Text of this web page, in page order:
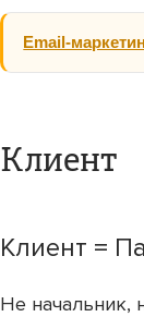
Email-
Клиент
Клиент =
Не начальник,